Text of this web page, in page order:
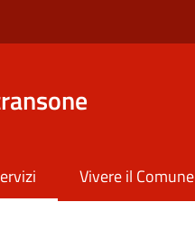
Vivere il Comune